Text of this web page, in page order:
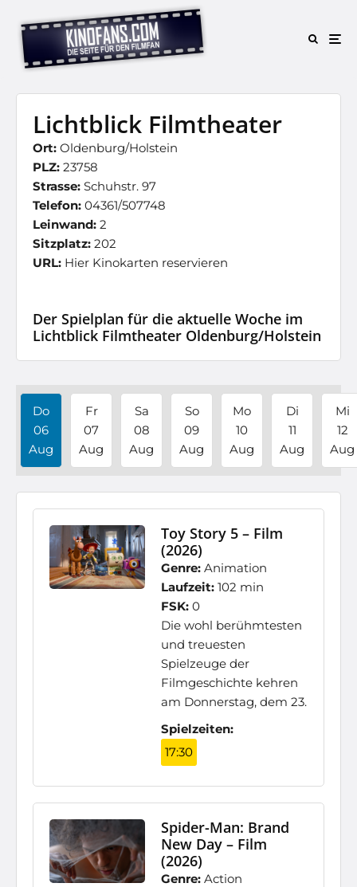
Lichtblick Filmtheater
Ort: Oldenburg/Holstein
PLZ: 23758
Strasse: Schuhstr. 97
Telefon: 04361/507748
Leinwand: 2
Sitzplatz: 202
URL: Hier Kinokarten reservieren
Der Spielplan für die aktuelle Woche im
Lichtblick Filmtheater Oldenburg/Holstein
Do
06
Aug
Fr
07
Aug
Sa
08
Aug
So
09
Aug
Mo
10
Aug
Di
11
Aug
Mi
12
Aug
Toy Story 5 – Film
(2026)
Genre: Animation
Laufzeit: 102 min
FSK: 0
Die wohl berühmtesten
und treuesten
Spielzeuge der
Filmgeschichte kehren
am Donnerstag, dem 23.
Spielzeiten:
17:30
Spider-Man: Brand
New Day – Film
(2026)
Genre: Action